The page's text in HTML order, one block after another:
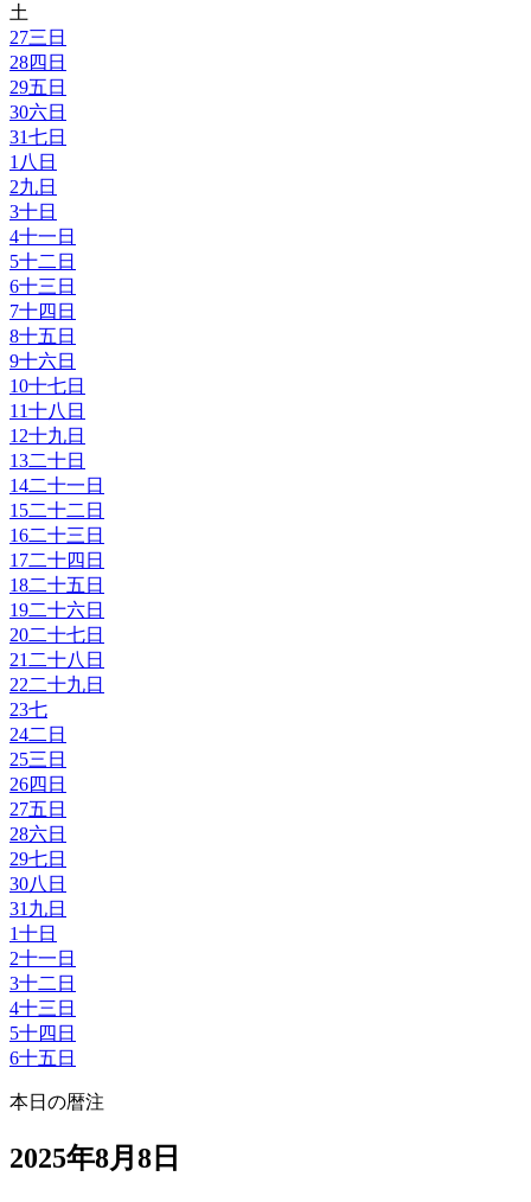
土
27三日
28四日
29五日
30六日
31七日
1 八日
2九日
3十日
4十一日
5十二日
6十三日
7十四日
8十五日
9十六日
10十七日
11十八日
12十九日
13二十日
14二十一日
15二十二日
16二十三日
17二十四日
18二十五日
19二十六日
20二十七日
21 二十八日
22二十九日
23七
24二日
25三日
26四日
27五日
28六日
29七日
30八日
31 九日
1十日
2十一日
3十二日
4十三日
5十四日
6十五日
本日の暦注
2025年8月8日